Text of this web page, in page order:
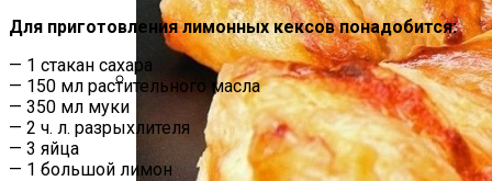
Как Повторно Использовать Воду
После Варки Риса
Для приготовления лимонных кексов понадобится:
— 1 стакан сахара
— 150 мл растительного масла
— 350 мл муки
— 2 ч. л. разрыхлителя
— 3 яйца
— 1 большой лимон